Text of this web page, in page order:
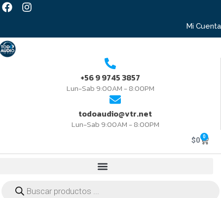
Mi Cuenta
+56 9 9745 3857
Lun-Sab 9:00AM - 8:00PM
todoaudio@vtr.net
Lun-Sab 9:00AM - 8:00PM
$0 0